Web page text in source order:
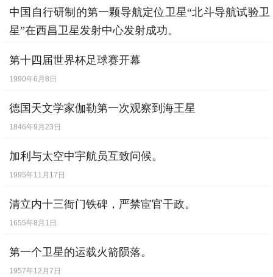
中国自行研制的第一颗导航定位卫星“北斗导航试验卫
星”在西昌卫星发射中心发射成功。
第十四届世界杯足球赛开幕
1990年6月8日
德国天文学家伽勒第一次观察到海王星
1846年9月23日
加利与太空中宇航员互致问候。
1995年11月17日
清立内十三衙门铁碑，严禁宦官干政。
1655年8月1日
第一个卫星的运载火箭陨落。
1957年12月7日